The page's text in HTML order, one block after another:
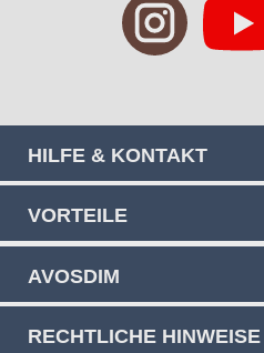
HILFE & KONTAKT
VORTEILE
AVOSDIM
RECHTLICHE HINWEISE